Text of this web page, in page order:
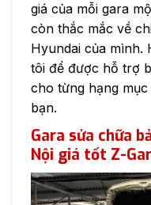
giá của mỗi gara
còn thắc mắc về
Hyundai của mình.
tôi để được hỗ trợ
cho từng hạng
bạn.
Gara sửa chữa
Nội giá tốt Z-